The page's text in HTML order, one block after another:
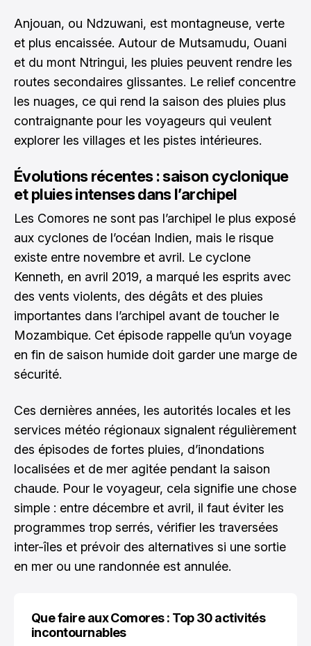
Anjouan, ou Ndzuwani, est montagneuse, verte
et plus encaissée. Autour de Mutsamudu, Ouani
et du mont Ntringui, les pluies peuvent rendre les
routes secondaires glissantes. Le relief concentre
les nuages, ce qui rend la saison des pluies plus
contraignante pour les voyageurs qui veulent
explorer les villages et les pistes intérieures.
Évolutions récentes : saison cyclonique
et pluies intenses dans l’archipel
Les Comores ne sont pas l’archipel le plus exposé
aux cyclones de l’océan Indien, mais le risque
existe entre novembre et avril. Le cyclone
Kenneth, en avril 2019, a marqué les esprits avec
des vents violents, des dégâts et des pluies
importantes dans l’archipel avant de toucher le
Mozambique. Cet épisode rappelle qu’un voyage
en fin de saison humide doit garder une marge de
sécurité.
Ces dernières années, les autorités locales et les
services météo régionaux signalent régulièrement
des épisodes de fortes pluies, d’inondations
localisées et de mer agitée pendant la saison
chaude. Pour le voyageur, cela signifie une chose
simple : entre décembre et avril, il faut éviter les
programmes trop serrés, vérifier les traversées
inter-îles et prévoir des alternatives si une sortie
en mer ou une randonnée est annulée.
Que faire aux Comores : Top 30 activités
incontournables